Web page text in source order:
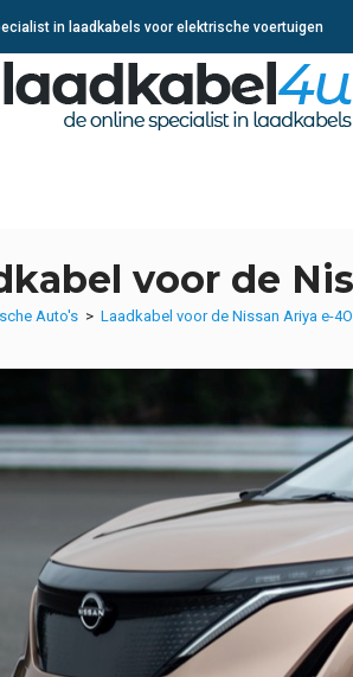
in laadkabels voor elektrische voertuigen
voor de
Auto's > Laadkabel voor de Nissan Ariya e-